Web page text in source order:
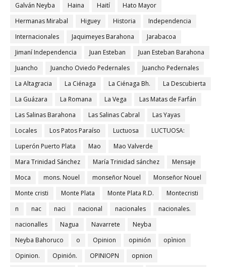
Galván Neyba
Haina Haití
Hato Mayor
Hermanas Mirabal
Higuey Historia
Independencia
Internacionales
Jaquimeyes Barahona
Jarabacoa
Jimaní Independencia
Juan Esteban
Juan Esteban Barahona
Juancho
Juancho Oviedo Pedernales
Juancho Pedernales
La Altagracia
La Ciénaga La Ciénaga Bh.
La Descubierta
La Guázara
La Romana La Vega
Las Matas de Farfán
Las Salinas Barahona
Las Salinas Cabral
Las Yayas
Locales
Los Patos Paraíso Luctuosa
LUCTUOSA:
Luperón Puerto Plata
Mao
Mao Valverde
Mara Trinidad Sánchez
María Trinidad sánchez
Mensaje
Moca
mons. Nouel monseñor Nouel
Monseñor Nouel
Monte cristi
Monte Plata Monte Plata R.D.
Montecristi
n
nac naci nacional nacionales
nacionales.
nacionalles
Nagua Navarrete
Neyba
Neyba Bahoruco
o Opinion opinión
opìnion
Opinion.
Opinión. OPINIOPN
opnion